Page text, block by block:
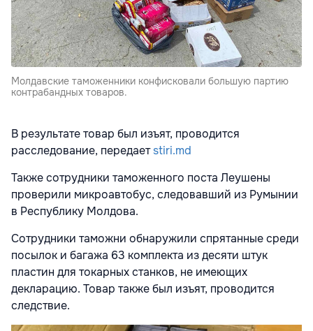
Молдавские таможенники конфисковали большую партию
контрабандных товаров.
В результате товар был изъят, проводится
расследование, передаетstiri.md
Также сотрудники таможенного поста Леушены
проверили микроавтобус, следовавший из Румынии
в Республику Молдова.
Сотрудники таможни обнаружили спрятанные среди
посылок и багажа 63 комплекта из десяти штук
пластин для токарных станков, не имеющих
декларацию. Товар также был изъят, проводится
следствие.